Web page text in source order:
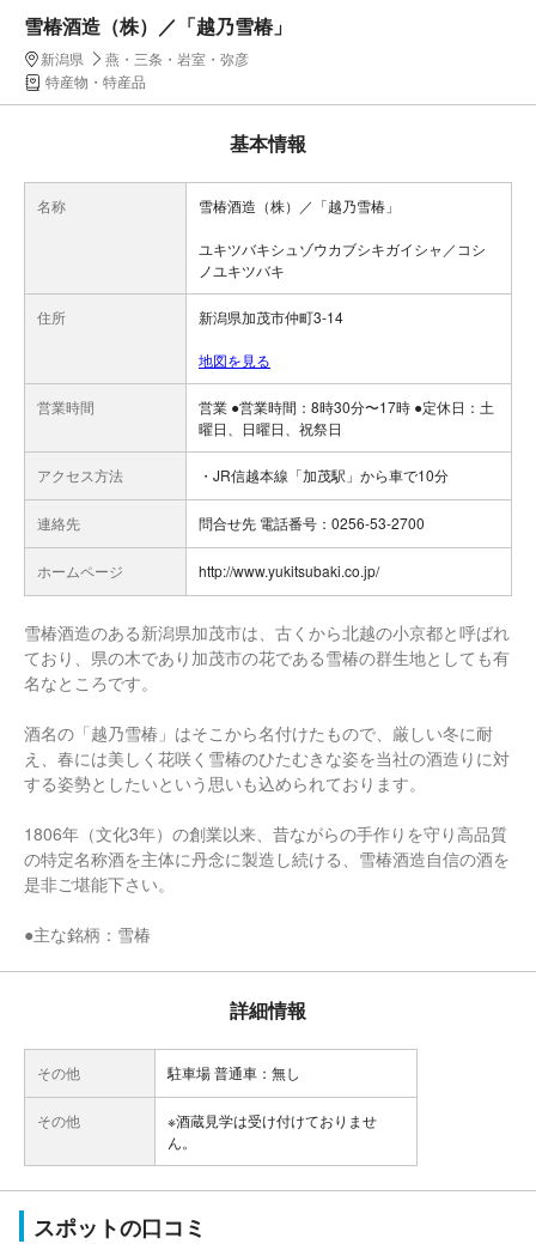
雪椿酒造（株）／「越乃雪椿」
新潟県
燕・三条・岩室・弥彦
特産物・特産品
基本情報
名称 雪椿酒造（株）／「越乃雪椿」
ユキツバキシュゾウカブシキガイシャ／コシ
ノユキツバキ
住所 新潟県加茂市仲町3-14
地図を見る
営業時間
営業 ●営業時間：8時30分〜17時 ●定休日：土
曜日、日曜日、祝祭日
アクセス方法 ・JR信越本線「加茂駅」から車で10分
連絡先 問合せ先 電話番号：0256-53-2700
ホームページ http://www.yukitsubaki.co.jp/
雪椿酒造のある新潟県加茂市は、古くから北越の小京都と呼ばれ
ており、県の木であり加茂市の花である雪椿の群生地としても有
名なところです。
酒名の「越乃雪椿」はそこから名付けたもので、厳しい冬に耐
え、春には美しく花咲く雪椿のひたむきな姿を当社の酒造りに対
する姿勢としたいという思いも込められております。
1806年（文化3年）の創業以来、昔ながらの手作りを守り高品質
の特定名称酒を主体に丹念に製造し続ける、雪椿酒造自信の酒を
是非ご堪能下さい。
●主な銘柄：雪椿
詳細情報
その他 駐車場 普通車：無し
その他
※酒蔵見学は受け付けておりませ
ん。
スポットの口コミ